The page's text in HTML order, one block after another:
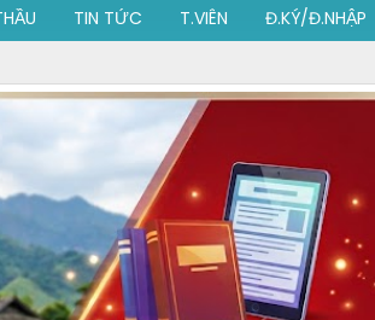
TIN TỨC T.VIÊN
Đ.KÝ/Đ.NHẬP